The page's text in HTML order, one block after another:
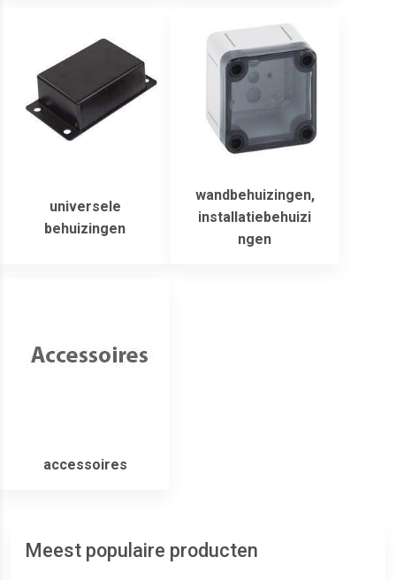
universele
behuizingen
wandbehuizingen,
installatiebehuizi
ngen
accessoires
Meest populaire producten